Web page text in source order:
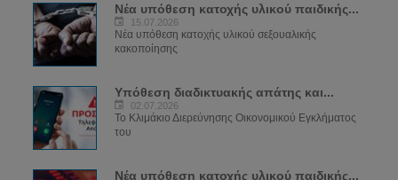
Νέα υπόθεση κατοχής υλικού παιδικής...
15.07.2026
Νέα υπόθεση κατοχής υλικού σεξουαλικής
κακοποίησης
Υπόθεση διαδικτυακής απάτης και...
02.07.2026
Το Κλιμάκιο Διερεύνησης Οικονομικού Εγκλήματος
του
Νέα υπόθεση κατοχής υλικού παιδικής...